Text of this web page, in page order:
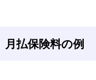
月払保険料の例